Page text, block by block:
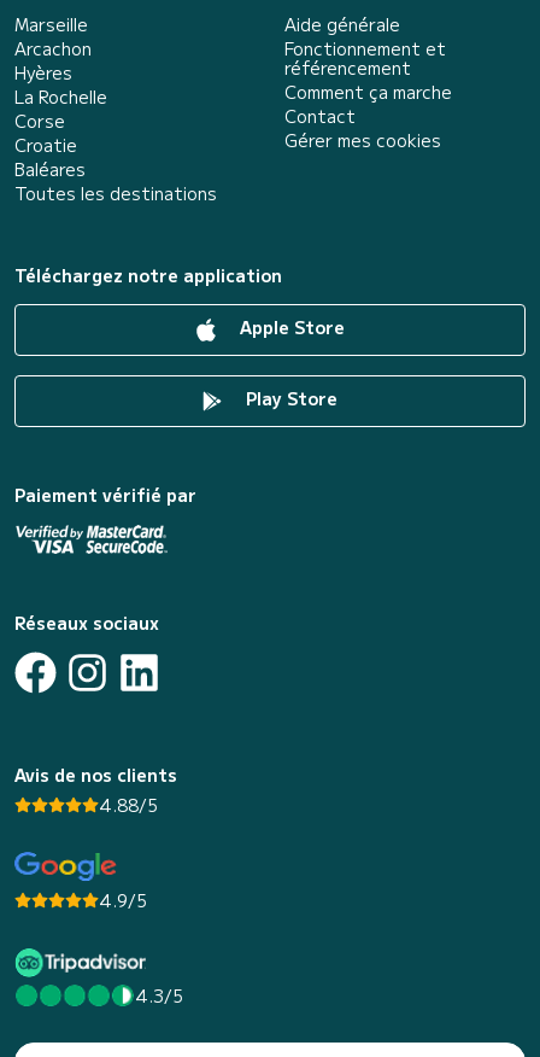
Marseille
Arcachon
Hyères
La Rochelle
Corse
Croatie
Baléares
Toutes les destinations
Aide générale
Fonctionnement et
référencement
Comment ça marche
Contact
Gérer mes cookies
Téléchargez notre application
Apple Store
Play Store
Paiement vérifié par
Réseaux sociaux
Avis de nos clients
4.88/5
4.9/5
4.3/5